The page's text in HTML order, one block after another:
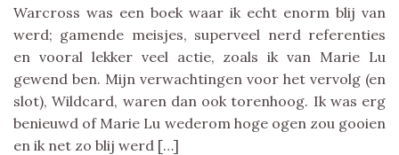
Warcross was een boek waar ik echt enorm blij van
werd; gamende meisjes, superveel nerd referenties
en vooral lekker veel actie, zoals ik van Marie Lu
gewend ben. Mijn verwachtingen voor het vervolg (en
slot), Wildcard, waren dan ook torenhoog. Ik was erg
benieuwd of Marie Lu wederom hoge ogen zou gooien
en ik net zo blij werd […]